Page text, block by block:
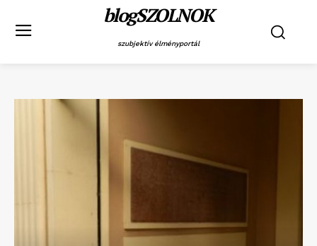
blogSZOLNOK
szubjektív élményportál